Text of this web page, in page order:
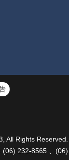
Rights
(06) 232-8565 、